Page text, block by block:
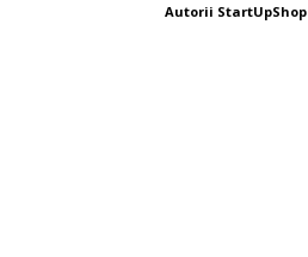
Autorii StartUpShop